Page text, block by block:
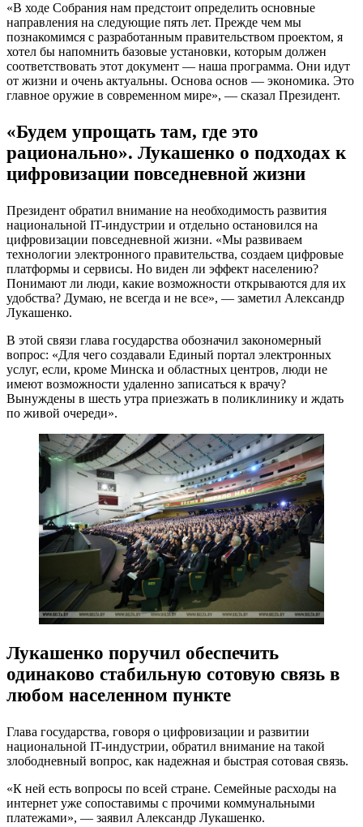
«В ходе Собрания нам предстоит определить основные
направления на следующие пять лет. Прежде чем мы
познакомимся с разработанным правительством проектом, я
хотел бы напомнить базовые установки, которым должен
соответствовать этот документ — наша программа. Они идут
от жизни и очень актуальны. Основа основ — экономика. Это
главное оружие в современном мире», — сказал Президент.
«Будем упрощать там, где это
рационально». Лукашенко о подходах к
цифровизации повседневной жизни
Президент обратил внимание на необходимость развития
национальной IT-индустрии и отдельно остановился на
цифровизации повседневной жизни. «Мы развиваем
технологии электронного правительства, создаем цифровые
платформы и сервисы. Но виден ли эффект населению?
Понимают ли люди, какие возможности открываются для их
удобства? Думаю, не всегда и не все», — заметил Александр
Лукашенко.
В этой связи глава государства обозначил закономерный
вопрос: «Для чего создавали Единый портал электронных
услуг, если, кроме Минска и областных центров, люди не
имеют возможности удаленно записаться к врачу?
Вынуждены в шесть утра приезжать в поликлинику и ждать
по живой очереди».
Лукашенко поручил обеспечить
одинаково стабильную сотовую связь в
любом населенном пункте
Глава государства, говоря о цифровизации и развитии
национальной IT-индустрии, обратил внимание на такой
злободневный вопрос, как надежная и быстрая сотовая связь.
«К ней есть вопросы по всей стране. Семейные расходы на
интернет уже сопоставимы с прочими коммунальными
платежами», — заявил Александр Лукашенко.